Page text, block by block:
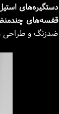
دستگیره‌های
قفسه‌های
ضدزنگ و طراحی